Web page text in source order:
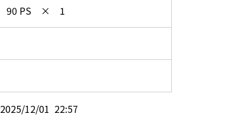
90 PS × 1
2025/12/01 22:57